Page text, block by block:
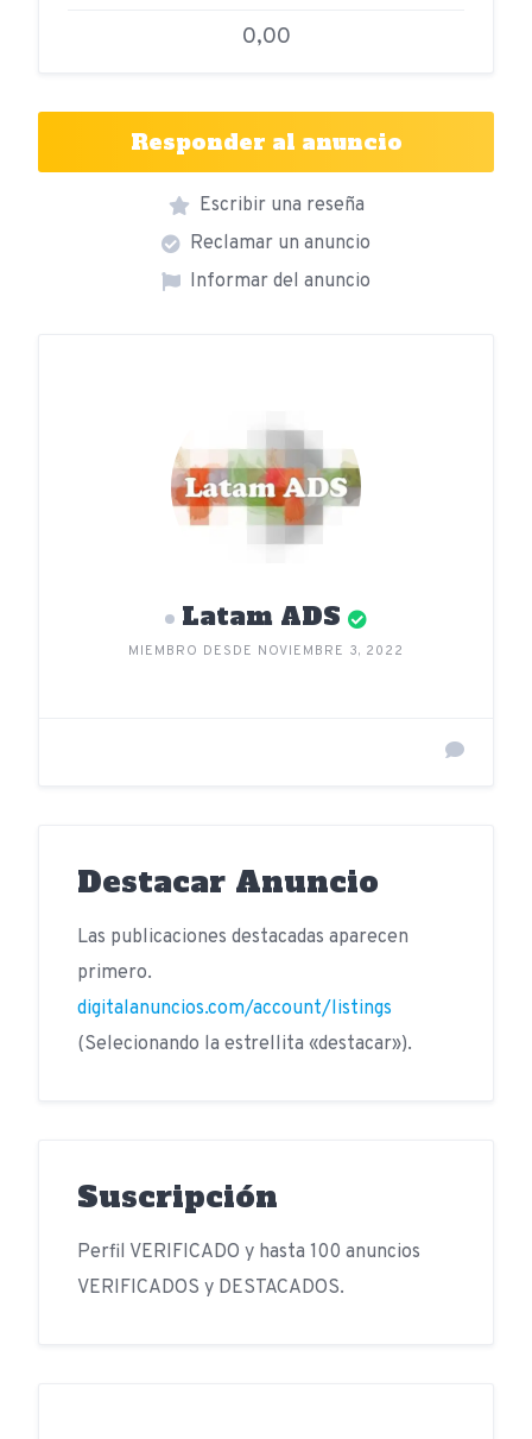
0,00
Responder al anuncio
Escribir una reseña
Reclamar un anuncio
Informar del anuncio
Latam ADS
MIEMBRO DESDE NOVIEMBRE 3, 2022
Destacar Anuncio
Las publicaciones destacadas aparecen
primero.
digitalanuncios.com/account/listings
(Selecionando la estrellita «destacar»).
Suscripción
Perfil VERIFICADO y hasta 100 anuncios
VERIFICADOS y DESTACADOS.